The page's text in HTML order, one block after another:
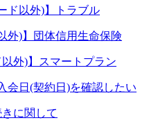
ド以外)】トラブル
外)】団体信用生命保険
以外)】スマートプラン
会日(契約日)を確認したい
に関して